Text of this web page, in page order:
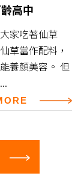
高中
家吃著仙草
草當作配料，
養顏美容。 但